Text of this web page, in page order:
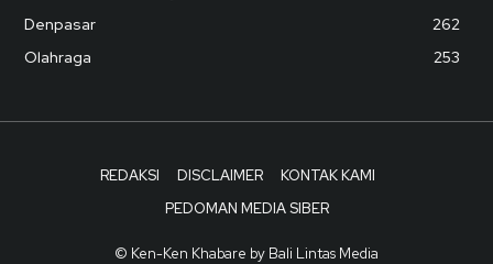
Denpasar
262
Olahraga
253
REDAKSI DISCLAIMER
KONTAK KAMI
PEDOMAN MEDIA SIBER
© Ken-Ken Khabare by Bali Lintas Media